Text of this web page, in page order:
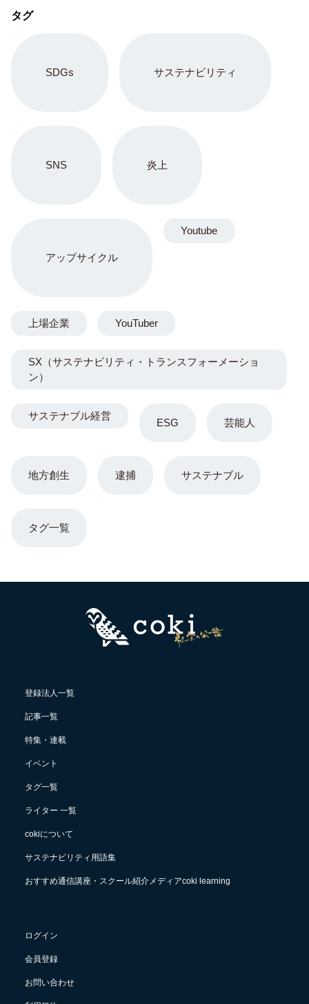
タグ
SDGs サステナビリティ
SNS 炎上
アップサイクル
ESG 芸能人
地方創生 逮捕 サステナブル
Youtube
上場企業 YouTuber
SX（サステナビリティ・トランスフォーメーショ
ン）
サステナブル経営
タグ一覧
登録法人一覧
記事一覧
特集・連載
イベント
タグ一覧
ライター 一覧
cokiについて
サステナビリティ用語集
おすすめ通信講座・スクール紹介メディアcoki learning
ログイン
会員登録
お問い合わせ